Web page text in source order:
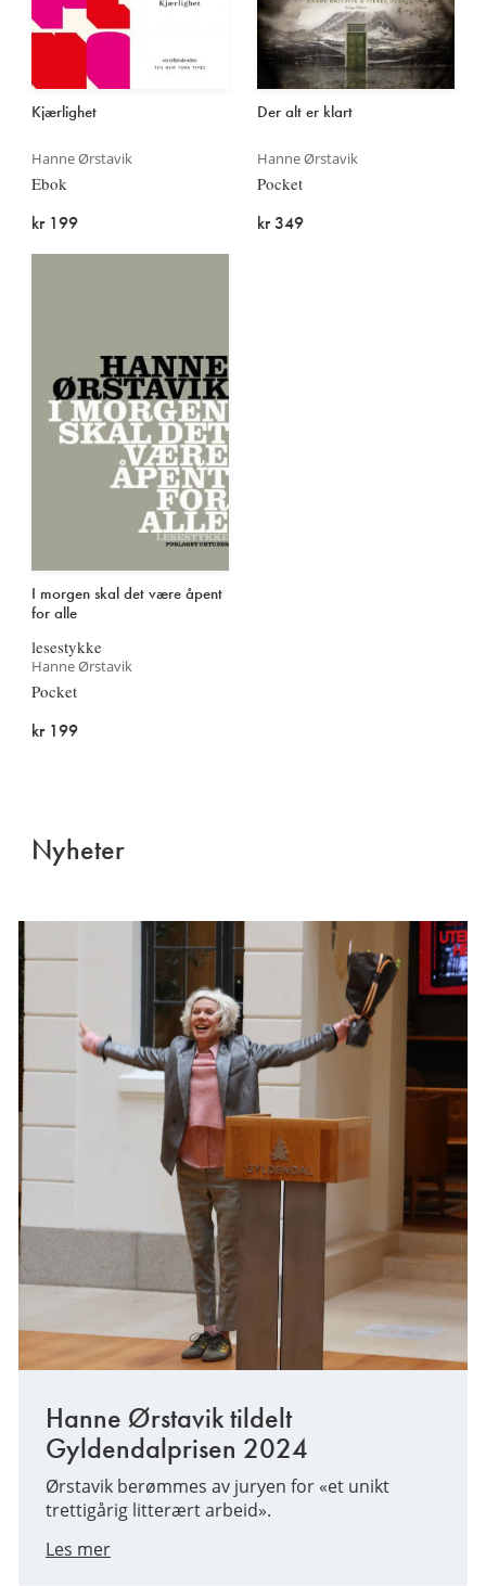
Kjærlighet
Hanne Ørstavik
Ebok
kr 199
Der alt er klart
Hanne Ørstavik
Pocket
kr 349
I morgen skal det være åpent
for alle
lesestykke
Hanne Ørstavik
Pocket
kr 199
Nyheter
Hanne Ørstavik tildelt
Gyldendalprisen 2024
Ørstavik berømmes av juryen for «et unikt
trettigårig litterært arbeid».
Les mer